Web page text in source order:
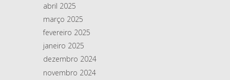
abril 2025
março 2025
fevereiro 2025
janeiro 2025
dezembro 2024
novembro 2024